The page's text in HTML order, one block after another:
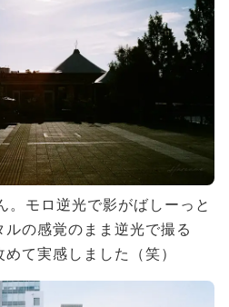
モロ逆光で影がばしーっと
の感覚のまま逆光で撮る
て実感しました（笑）